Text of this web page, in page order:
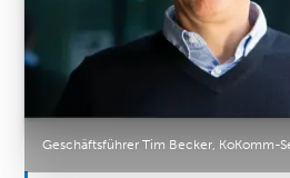
Geschäftsführer Tim Becker, KoKomm-